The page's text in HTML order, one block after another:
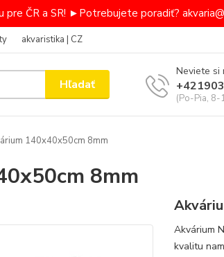
ČR a SR! ►Potrebujete poradiť?
akvaristika | CZ
Hľadať
Neviete si
(Po-Pia, 8-
140x40x50cm 8mm
8mm
Akvárium
kvalitu